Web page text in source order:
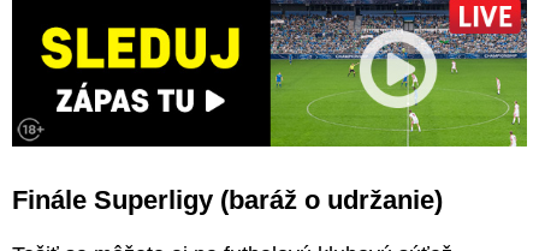
Finále Superligy (baráž o udržanie)